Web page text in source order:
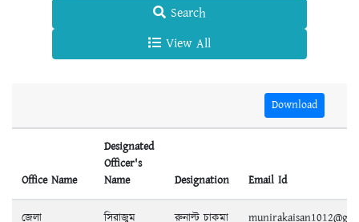
Search
View All
Download
Office Name
Designated
Officer's
Name
Designation Email Id
জেলা
সিরাজুম
রুনাল্ট চাকমা